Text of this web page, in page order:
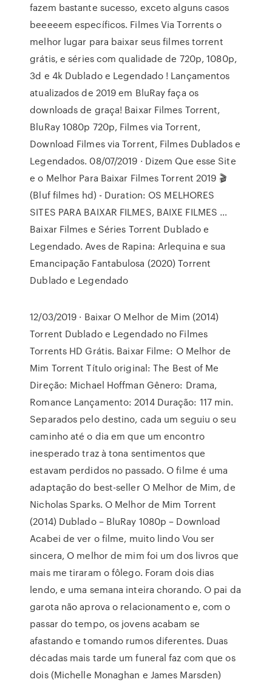
fazem bastante sucesso, exceto alguns casos
beeeeem específicos. Filmes Via Torrents o
melhor lugar para baixar seus filmes torrent
grátis, e séries com qualidade de 720p, 1080p,
3d e 4k Dublado e Legendado ! Lançamentos
atualizados de 2019 em BluRay faça os
downloads de graça! Baixar Filmes Torrent,
BluRay 1080p 720p, Filmes via Torrent,
Download Filmes via Torrent, Filmes Dublados e
Legendados. 08/07/2019 · Dizem Que esse Site
e o Melhor Para Baixar Filmes Torrent 2019 🎬
(Bluf filmes hd) - Duration: OS MELHORES
SITES PARA BAIXAR FILMES, BAIXE FILMES …
Baixar Filmes e Séries Torrent Dublado e
Legendado. Aves de Rapina: Arlequina e sua
Emancipação Fantabulosa (2020) Torrent
Dublado e Legendado
12/03/2019 · Baixar O Melhor de Mim (2014)
Torrent Dublado e Legendado no Filmes
Torrents HD Grátis. Baixar Filme: O Melhor de
Mim Torrent Título original: The Best of Me
Direção: Michael Hoffman Gênero: Drama,
Romance Lançamento: 2014 Duração: 117 min.
Separados pelo destino, cada um seguiu o seu
caminho até o dia em que um encontro
inesperado traz à tona sentimentos que
estavam perdidos no passado. O filme é uma
adaptação do best-seller O Melhor de Mim, de
Nicholas Sparks. O Melhor de Mim Torrent
(2014) Dublado – BluRay 1080p – Download
Acabei de ver o filme, muito lindo Vou ser
sincera, O melhor de mim foi um dos livros que
mais me tiraram o fôlego. Foram dois dias
lendo, e uma semana inteira chorando. O pai da
garota não aprova o relacionamento e, com o
passar do tempo, os jovens acabam se
afastando e tomando rumos diferentes. Duas
décadas mais tarde um funeral faz com que os
dois (Michelle Monaghan e James Marsden)